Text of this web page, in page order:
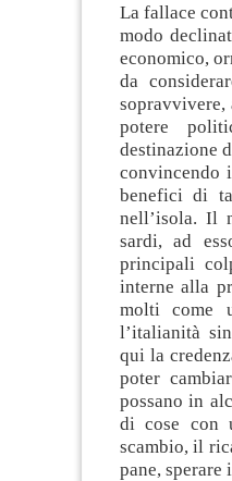
La fallace
modo
economico,
da
sopravvivere,
potere
destinazione
convincendo
benefici di
nell’isola. Il
sardi, ad
principali
interne alla
molti come
l’italianità
qui la
poter
possano in
di cose con
scambio, il
pane,